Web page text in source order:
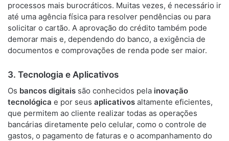
processos mais burocráticos. Muitas vezes, é necessário ir
até uma agência física para resolver pendências ou para
solicitar o cartão. A aprovação do crédito também pode
demorar mais e, dependendo do banco, a exigência de
documentos e comprovações de renda pode ser maior.
3. Tecnologia e Aplicativos
Os bancos digitais são conhecidos pela inovação
tecnológica e por seus aplicativos altamente eficientes,
que permitem ao cliente realizar todas as operações
bancárias diretamente pelo celular, como o controle de
gastos, o pagamento de faturas e o acompanhamento do